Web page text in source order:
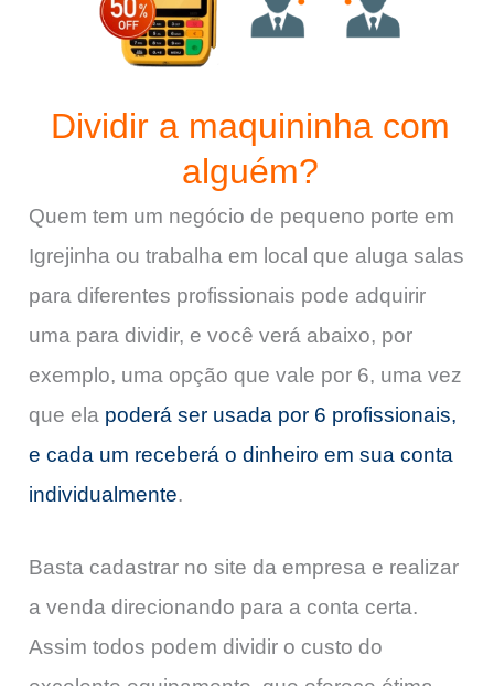
Dividir a maquininha com
alguém?
Quem tem um negócio de pequeno porte em
Igrejinha ou trabalha em local que aluga salas
para diferentes profissionais pode adquirir
uma para dividir, e você verá abaixo, por
exemplo, uma opção que vale por 6, uma vez
que ela poderá ser usada por 6 profissionais,
e cada um receberá o dinheiro em sua conta
individualmente.
Basta cadastrar no site da empresa e realizar
a venda direcionando para a conta certa.
Assim todos podem dividir o custo do